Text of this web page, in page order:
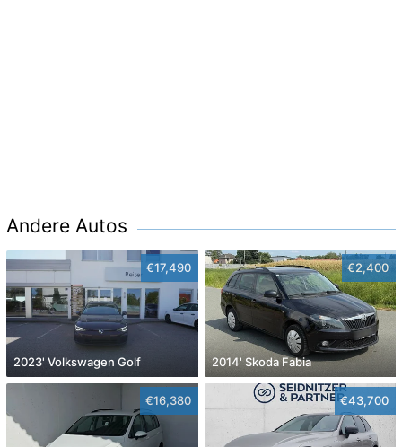
Andere Autos
€17,490
2023' Volkswagen Golf
€2,400
2014' Skoda Fabia
€16,380 €43,700